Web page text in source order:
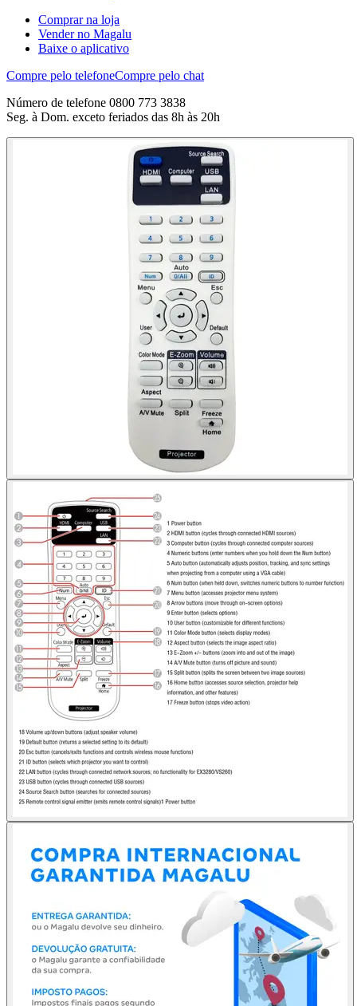
Comprar na loja
Vender no Magalu
Baixe o aplicativo
Compre pelo telefoneCompre pelo chat
Número de telefone 0800 773 3838
Seg. à Dom. exceto feriados das 8h às 20h